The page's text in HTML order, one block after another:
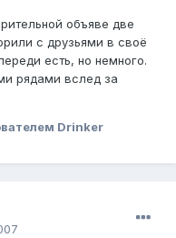
объяве две
с друзьями в своё
есть, но немного.
рядами вслед за
Drinker